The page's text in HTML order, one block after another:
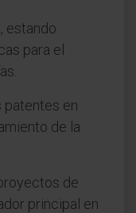
estando
para el
patentes en
de la
de
principal en